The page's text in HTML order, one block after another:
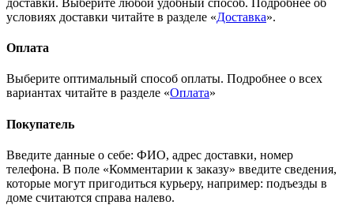
условиях доставки читайте в разделе «Доставка».
Оплата
Выберите оптимальный способ оплаты. Подробнее о всех
вариантах читайте в разделе «Оплата»
Покупатель
Введите данные о себе: ФИО, адрес доставки, номер
телефона. В поле «Комментарии к заказу» введите сведения,
которые могут пригодиться курьеру, например: подъезды в
доме считаются справа налево.